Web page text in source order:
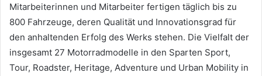
Mitarbeiterinnen und Mitarbeiter fertigen täglich bis zu
800 Fahrzeuge, deren Qualität und Innovationsgrad für
den anhaltenden Erfolg des Werks stehen. Die Vielfalt der
insgesamt 27 Motorradmodelle in den Sparten Sport,
Tour, Roadster, Heritage, Adventure und Urban Mobility in